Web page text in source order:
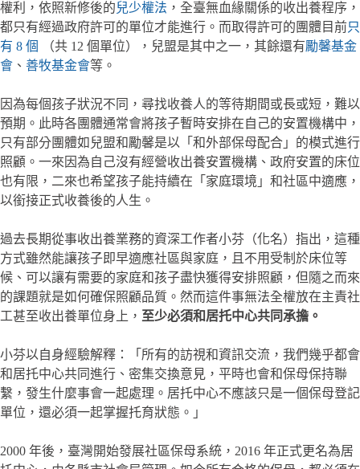
權利，依照新修後的兒少權法 ，全臺無血緣關係的收出養程序，
都只有經過政府許可的單位才能進行。而取得許可的團體目前只
有 8 個
（共 12 個單位），兒盟是其中之一，其餘還有勵馨基金
會 、 善牧基金會等。
因為每個孩子狀況不同，尋找收養人的等待期間或長或短，難以
預期。此時各團體通常會將孩子暫時安排在自己的安置機構中，
只有部分團體如兒盟和勵馨是以「和外部保母配合」的模式進行
照顧。一來因為自己沒有經營收出養安置機構、政府安置的床位
也有限，二來也希望孩子能持續在「家庭環境」和社區中適應，
以銜接正式收養後的人生。
過去長期從事收出養業務的資深工作者小芬（化名）指出，這種
方式雖然能讓孩子即早適應社區與家庭，且不用受制於床位等
候、可以讓有需要的家庭和孩子盡快獲得安排照顧，但隨之而來
的課題就是如何確保照顧品質。然而這件事無法全權放在主責社
工甚至收出養單位身上， 至少必須和居托中心共同承擔。
小芬以自身經驗解釋：「所有的訪視和資訊交流，我們幾乎都會
和居托中心共同進行、密集交換意見，平時也會和保母保持聯
繫，發生什麼事會一起處理。居托中心不應該只是一個保母登記
單位，還必須一起掌握托育狀態。」
2000 年後，臺灣開始發展社區保母系統，2016 年正式更名為居